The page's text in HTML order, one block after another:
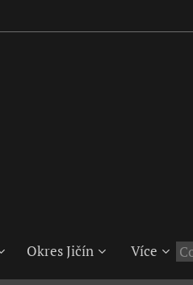
Okres Jičín Více